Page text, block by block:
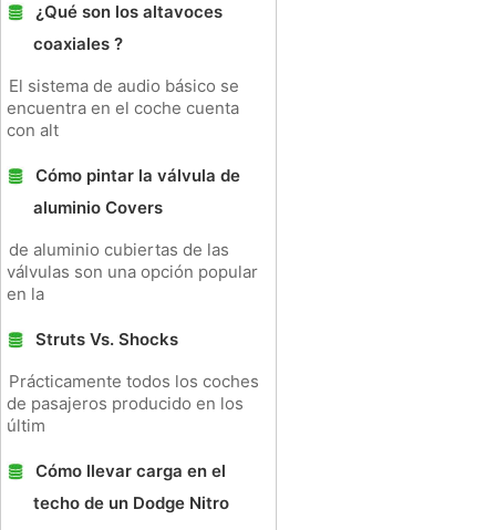
¿Qué son los altavoces
coaxiales ?
El sistema de audio básico se
encuentra en el coche cuenta
con alt
Cómo pintar la válvula de
aluminio Covers
de aluminio cubiertas de las
válvulas son una opción popular
en la
Struts Vs. Shocks
Prácticamente todos los coches
de pasajeros producido en los
últim
Cómo llevar carga en el
techo de un Dodge Nitro